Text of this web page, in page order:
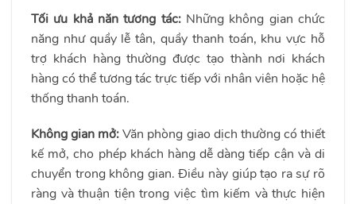
Tối ưu khả năn tương tác:Những không gian chức
năng như quầy lễ tân, quầy thanh toán, khu vực hỗ
trợ khách hàng thường được tạo thành nơi khách
hàng có thể tương tác trực tiếp với nhân viên hoặc hệ
thống thanh toán.
Không gian mở:Văn phòng giao dịch thường có thiết
kế mở, cho phép khách hàng dễ dàng tiếp cận và di
chuyển trong không gian. Điều này giúp tạo ra sự rõ
ràng và thuận tiện trong việc tìm kiếm và thực hiện